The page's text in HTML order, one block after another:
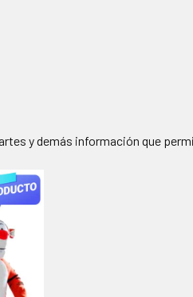
y demás información que